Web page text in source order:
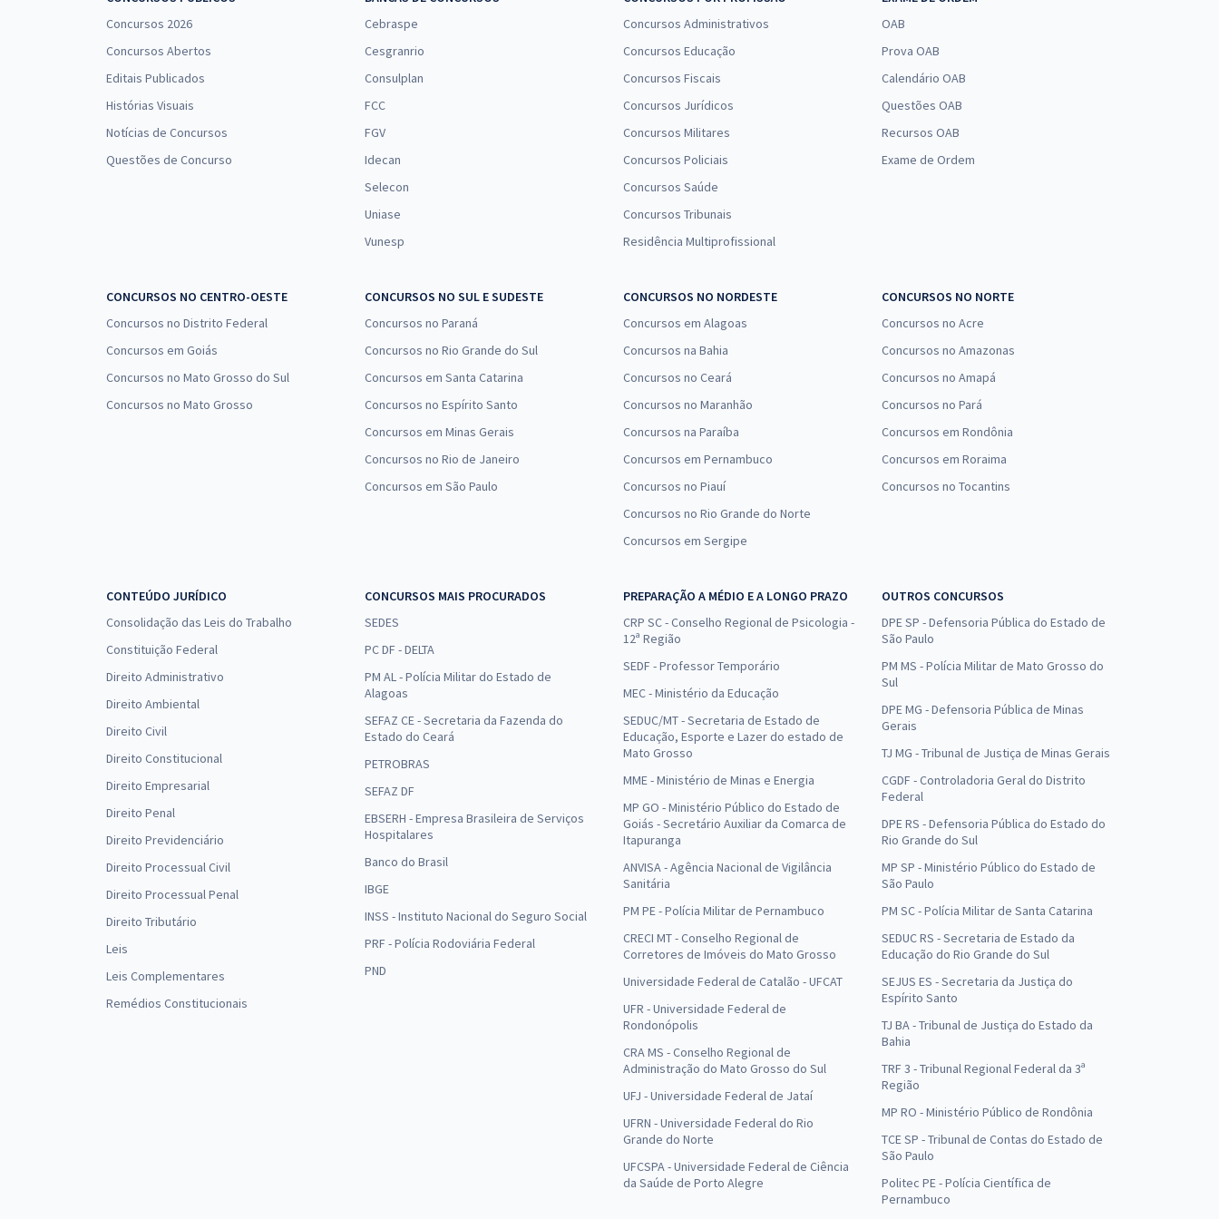
Concursos 2026
Concursos Abertos
Editais Publicados
Histórias Visuais
Notícias de Concursos
Questões de Concurso
Cebraspe
Cesgranrio
Consulplan
FCC
FGV
Idecan
Selecon
Uniase
Vunesp
Concursos Administrativos
Concursos Educação
Concursos Fiscais
Concursos Jurídicos
Concursos Militares
Concursos Policiais
Concursos Saúde
Concursos Tribunais
Residência Multiprofissional
OAB
Prova OAB
Calendário OAB
Questões OAB
Recursos OAB
Exame de Ordem
CONCURSOS NO CENTRO-OESTE
Concursos no Distrito Federal
Concursos em Goiás
Concursos no Mato Grosso do Sul
Concursos no Mato Grosso
CONCURSOS NO SUL E SUDESTE
Concursos no Paraná
Concursos no Rio Grande do Sul
Concursos em Santa Catarina
Concursos no Espírito Santo
Concursos em Minas Gerais
Concursos no Rio de Janeiro
Concursos em São Paulo
CONCURSOS NO NORDESTE
Concursos em Alagoas
Concursos na Bahia
Concursos no Ceará
Concursos no Maranhão
Concursos na Paraíba
Concursos em Pernambuco
Concursos no Piauí
Concursos no Rio Grande do Norte
Concursos em Sergipe
CONCURSOS NO NORTE
Concursos no Acre
Concursos no Amazonas
Concursos no Amapá
Concursos no Pará
Concursos em Rondônia
Concursos em Roraima
Concursos no Tocantins
CONTEÚDO JURÍDICO
Consolidação das Leis do Trabalho
Constituição Federal
Direito Administrativo
Direito Ambiental
Direito Civil
Direito Constitucional
Direito Empresarial
Direito Penal
Direito Previdenciário
Direito Processual Civil
Direito Processual Penal
Direito Tributário
Leis
Leis Complementares
Remédios Constitucionais
CONCURSOS MAIS PROCURADOS
SEDES
PC DF - DELTA
PM AL - Polícia Militar do Estado de
Alagoas
SEFAZ CE - Secretaria da Fazenda do
Estado do Ceará
PETROBRAS
SEFAZ DF
EBSERH - Empresa Brasileira de Serviços
Hospitalares
Banco do Brasil
IBGE
INSS - Instituto Nacional do Seguro Social
PRF - Polícia Rodoviária Federal
PND
PREPARAÇÃO A MÉDIO E A LONGO PRAZO
CRP SC - Conselho Regional de Psicologia -
12ª Região
SEDF - Professor Temporário
MEC - Ministério da Educação
SEDUC/MT - Secretaria de Estado de
Educação, Esporte e Lazer do estado de
Mato Grosso
MME - Ministério de Minas e Energia
MP GO - Ministério Público do Estado de
Goiás - Secretário Auxiliar da Comarca de
Itapuranga
ANVISA - Agência Nacional de Vigilância
Sanitária
PM PE - Polícia Militar de Pernambuco
CRECI MT - Conselho Regional de
Corretores de Imóveis do Mato Grosso
Universidade Federal de Catalão - UFCAT
UFR - Universidade Federal de
Rondonópolis
CRA MS - Conselho Regional de
Administração do Mato Grosso do Sul
UFJ - Universidade Federal de Jataí
UFRN - Universidade Federal do Rio
Grande do Norte
UFCSPA - Universidade Federal de Ciência
da Saúde de Porto Alegre
OUTROS CONCURSOS
DPE SP - Defensoria Pública do Estado de
São Paulo
PM MS - Polícia Militar de Mato Grosso do
Sul
DPE MG - Defensoria Pública de Minas
Gerais
TJ MG - Tribunal de Justiça de Minas Gerais
CGDF - Controladoria Geral do Distrito
Federal
DPE RS - Defensoria Pública do Estado do
Rio Grande do Sul
MP SP - Ministério Público do Estado de
São Paulo
PM SC - Polícia Militar de Santa Catarina
SEDUC RS - Secretaria de Estado da
Educação do Rio Grande do Sul
SEJUS ES - Secretaria da Justiça do
Espírito Santo
TJ BA - Tribunal de Justiça do Estado da
Bahia
TRF 3 - Tribunal Regional Federal da 3ª
Região
MP RO - Ministério Público de Rondônia
TCE SP - Tribunal de Contas do Estado de
São Paulo
Politec PE - Polícia Científica de
Pernambuco